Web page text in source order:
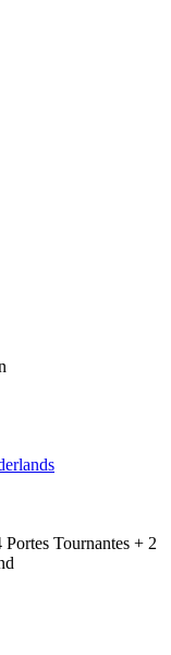
Tournantes + 2